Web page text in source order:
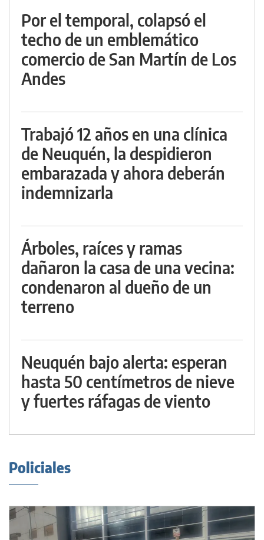
Por el temporal, colapsó el
techo de un emblemático
comercio de San Martín de Los
Andes
Trabajó 12 años en una clínica
de Neuquén, la despidieron
embarazada y ahora deberán
indemnizarla
Árboles, raíces y ramas
dañaron la casa de una vecina:
condenaron al dueño de un
terreno
Neuquén bajo alerta: esperan
hasta 50 centímetros de nieve
y fuertes ráfagas de viento
Policiales